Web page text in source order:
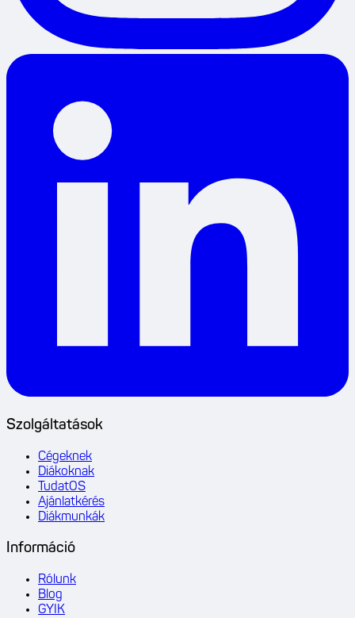
Szolgáltatások
Cégeknek
Diákoknak
TudatOS
Ajánlatkérés
Diákmunkák
Információ
Rólunk
Blog
GYIK